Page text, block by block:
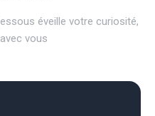
éveille votre curiosité,
vous